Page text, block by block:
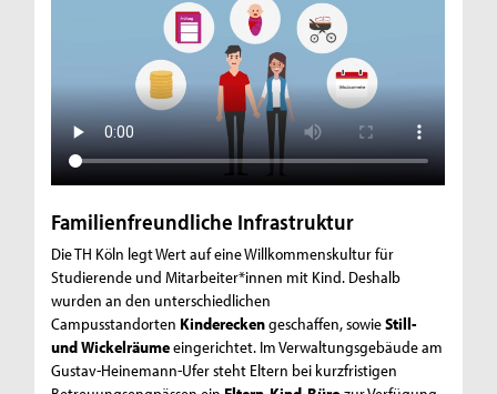
Familienfreundliche Infrastruktur
Die TH Köln legt Wert auf eine Willkommenskultur für
Studierende und Mitarbeiter*innen mit Kind. Deshalb
wurden an den unterschiedlichen
Campusstandorten Kindereckengeschaffen, sowieStill-
und Wickelräumeeingerichtet. Im Verwaltungsgebäude am
Gustav-Heinemann-Ufer steht Eltern bei kurzfristigen